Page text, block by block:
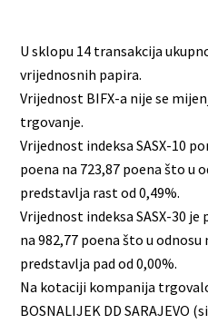
U sklopu 14 transakcija
vrijednosnih papira.
Vrijednost BIFX-a nije se
trgovanje.
Vrijednost indeksa SASX-10
poena na 723,87 poena što u
predstavlja rast od 0,49%.
Vrijednost indeksa SASX-30
na 982,77 poena što u
predstavlja pad od 0,00%.
Na kotaciji kompanija
BOSNALIJEK DD SARAJEVO